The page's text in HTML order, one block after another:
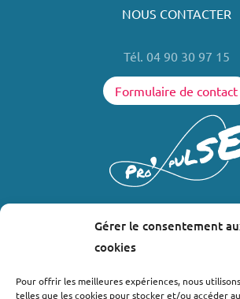
Gérer le consentement
cookies
Pour offrir les meilleures expériences, nous
telles que les cookies pour stocker et/ou accéder
NOUS CONTACTER
Tél. 04 90 30 97 15
Formulaire de contact
Où nous trouver ?